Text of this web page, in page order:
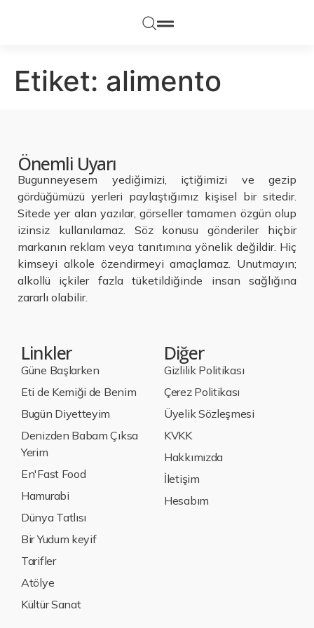
Etiket: alimento
Önemli Uyarı
Bugunneyesem yediğimizi, içtiğimizi ve gezip
gördüğümüzü yerleri paylaştığımız kişisel bir sitedir.
Sitede yer alan yazılar, görseller tamamen özgün olup
izinsiz kullanılamaz. Söz konusu gönderiler hiçbir
markanın reklam veya tanıtımına yönelik değildir. Hiç
kimseyi alkole özendirmeyi amaçlamaz. Unutmayın;
alkollü içkiler fazla tüketildiğinde insan sağlığına
zararlı olabilir.
Linkler
Güne Başlarken
Eti de Kemiği de Benim
Bugün Diyetteyim
Denizden Babam Çıksa
Yerim
En'Fast Food
Hamurabi
Dünya Tatlısı
Bir Yudum keyif
Tarifler
Atölye
Kültür Sanat
Diğer
Gizlilik Politikası
Çerez Politikası
Üyelik Sözleşmesi
KVKK
Hakkımızda
İletişim
Hesabım